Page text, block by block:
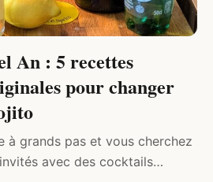
An : 5 recettes
pour changer
à grands pas et vous cherchez
avec des cocktails